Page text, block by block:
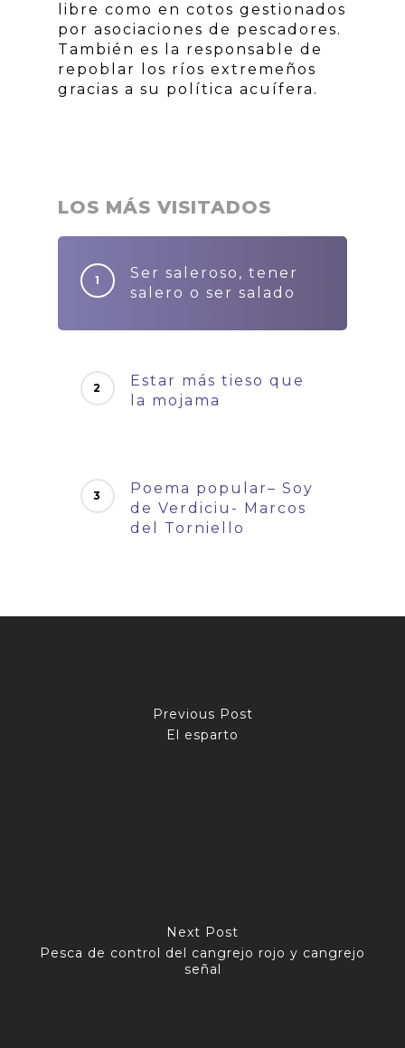
libre como en cotos gestionados
por asociaciones de pescadores.
También es la responsable de
repoblar los ríos extremeños
gracias a su política acuífera.
LOS MÁS VISITADOS
Ser saleroso, tener
salero o ser salado
Estar más tieso que
la mojama
Poema popular– Soy
de Verdiciu- Marcos
del Torniello
Previous Post
El esparto
Next Post
Pesca de control del cangrejo rojo y cangrejo
señal